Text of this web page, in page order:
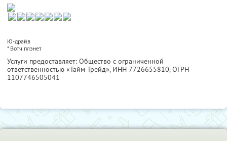
Ю-драйв
*Вотч плэнет
Услуги предоставляет: Общество с ограниченной
ответственностью «Тайм-Трейд», ИНН 7726655810, ОГРН
1107746505041